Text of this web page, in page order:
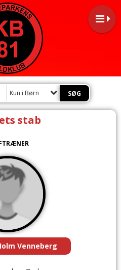
Kun i Børn
stab
Venneberg